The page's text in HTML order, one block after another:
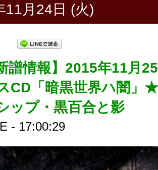
11月24日 (火)
譜情報】2015年11月
CD「暗黒世界ハ闇」
ップ・黒百合と影
- 17:00:29